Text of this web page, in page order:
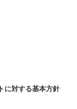
に対する基本方針